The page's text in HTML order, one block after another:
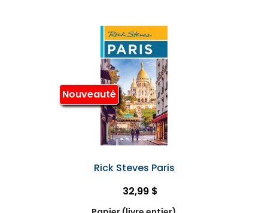
Nouveauté
Rick Steves Paris
32,99 $